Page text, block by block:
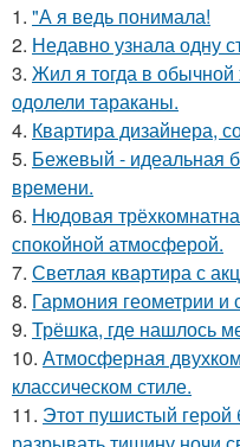
1. "А я ведь понимала!
2. Недавно узнала одну
3. Жил я тогда в обычной
одолели тараканы.
4. Квартира дизайнера,
5. Бежевый - идеальная
времени.
6. Нюдовая
спокойной атмосферой.
7. Светлая квартира с
8. Гармония геометрии и
9. Трёшка, где нашлось
10. Атмосферная
классическом стиле.
11. Этот пушистый герой